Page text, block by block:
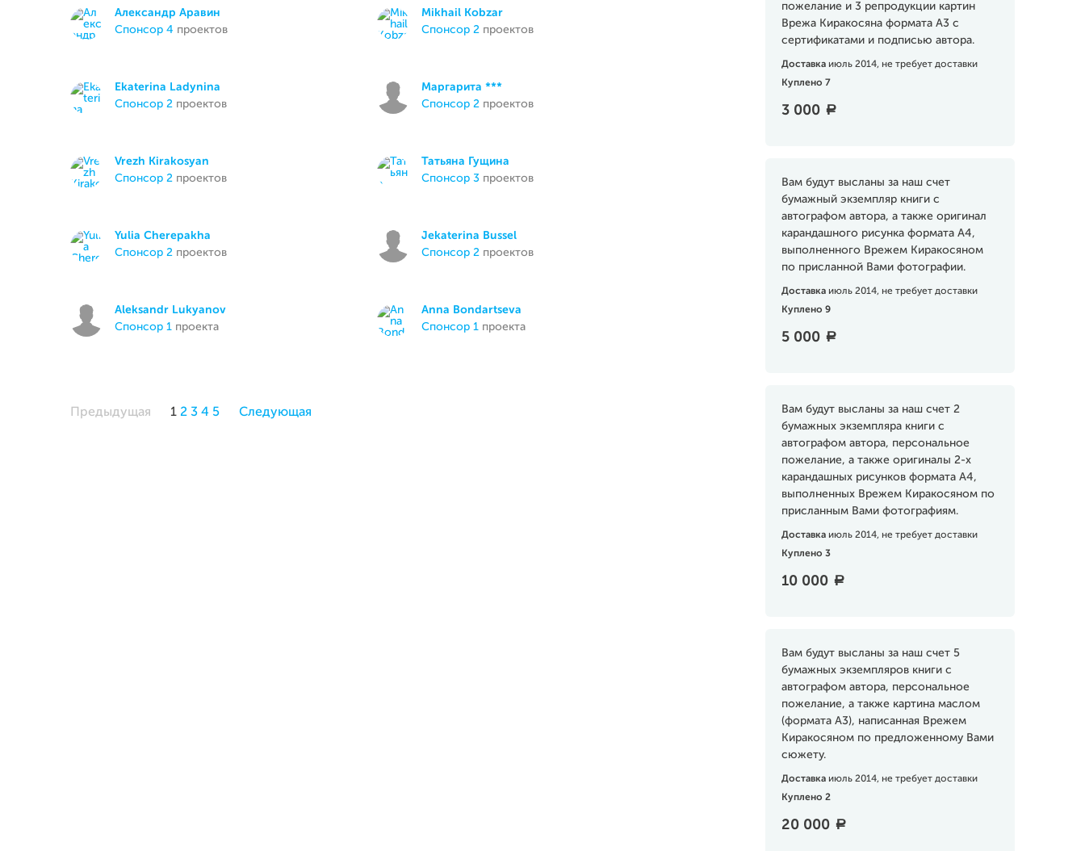
пожелание и 3 репродукции картин
Врежа Киракосяна формата А3 с
сертификатами и подписью автора.
Доставка июль 2014, не требует доставки
Куплено 7
3 000 a
Вам будут высланы за наш счет
бумажный экземпляр книги с
автографом автора, а также оригинал
карандашного рисунка формата А4,
выполненного Врежем Киракосяном
по присланной Вами фотографии.
Доставка июль 2014, не требует доставки
Куплено 9
5 000 a
Вам будут высланы за наш счет 2
бумажных экземпляра книги с
автографом автора, персональное
пожелание, а также оригиналы 2-х
карандашных рисунков формата А4,
выполненных Врежем Киракосяном по
присланным Вами фотографиям.
Доставка июль 2014, не требует доставки
Куплено 3
10 000 a
Вам будут высланы за наш счет 5
бумажных экземпляров книги с
автографом автора, персональное
пожелание, а также картина маслом
(формата А3), написанная Врежем
Киракосяном по предложенному Вами
сюжету.
Доставка июль 2014, не требует доставки
Куплено 2
20 000 a
Александр Аравин
спонсор 4 проектов
Mikhail Kobzar
спонсор 2 проектов
Ekaterina Ladynina
спонсор 2 проектов
Маргарита ***
спонсор 2 проектов
Vrezh Kirakosyan
спонсор 2 проектов
Татьяна Гущина
спонсор 3 проектов
Yulia Cherepakha
спонсор 2 проектов
Jekaterina Bussel
спонсор 2 проектов
Aleksandr Lukyanov
спонсор 1 проекта
Anna Bondartseva
спонсор 1 проекта
Предыдущая 1 2 3 4 5 Следующая